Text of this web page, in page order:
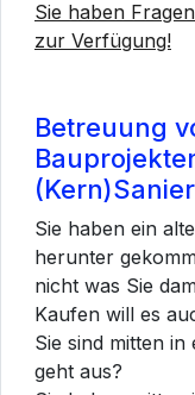
Sie haben
zur Verfügung!
Betreuung
Sie haben ein
herunter
nicht was Sie
Kaufen will es
Sie sind mitten
geht aus?